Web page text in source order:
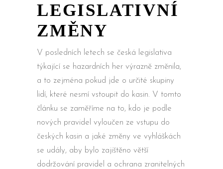
LEGISLATIVNÍ
ZMĚNY
V posledních letech se česká legislativa
týkající se hazardních her výrazně změnila,
a to zejména pokud jde o určité skupiny
lidí, které nesmí vstoupit do kasin. V tomto
článku se zaměříme na to, kdo je podle
nových pravidel vyloučen ze vstupu do
českých kasin a jaké změny ve vyhláškách
se udály, aby bylo zajištěno větší
dodržování pravidel a ochrana zranitelných